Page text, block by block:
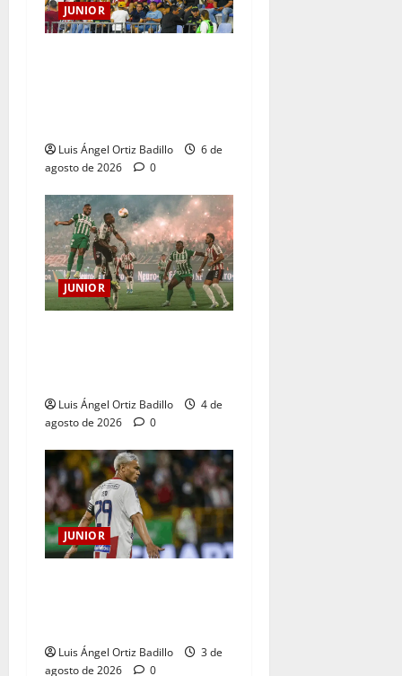
JUNIOR
Luis Ángel Ortiz Badillo
6 de
agosto de 2026
0
JUNIOR
Luis Ángel Ortiz Badillo
4 de
agosto de 2026
0
JUNIOR
Luis Ángel Ortiz Badillo
3 de
agosto de 2026
0